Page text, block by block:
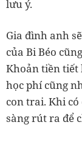
lưu ý.
Gia đình anh
của Bi Béo
Khoản tiền tiết
học phí cũng
con trai. Khi
sàng rút ra để